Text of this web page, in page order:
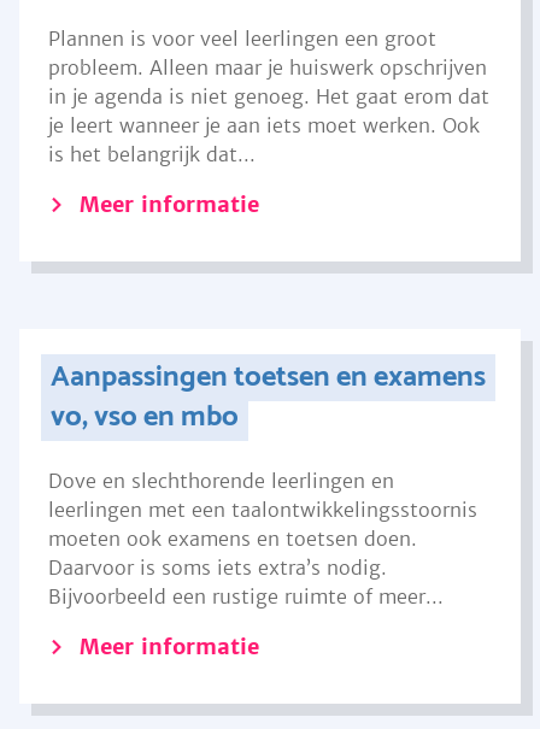
Plannen is voor veel leerlingen een groot
probleem. Alleen maar je huiswerk opschrijven
in je agenda is niet genoeg. Het gaat erom dat
je leert wanneer je aan iets moet werken. Ook
is het belangrijk dat...
Meer informatie
Aanpassingen toetsen en examens
vo, vso en mbo
Dove en slechthorende leerlingen en
leerlingen met een taalontwikkelingsstoornis
moeten ook examens en toetsen doen.
Daarvoor is soms iets extra’s nodig.
Bijvoorbeeld een rustige ruimte of meer...
Meer informatie